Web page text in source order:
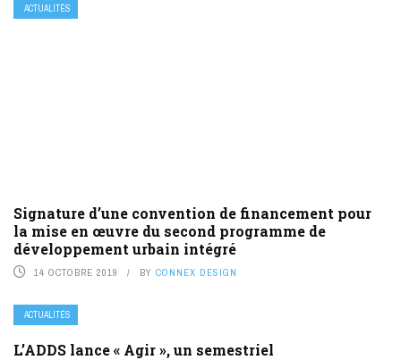
ACTUALITÉS
Signature d’une convention de financement pour
la mise en œuvre du second programme de
développement urbain intégré
14 OCTOBRE 2019 BY CONNEX DESIGN
ACTUALITÉS
L’ADDS lance « Agir », un semestriel